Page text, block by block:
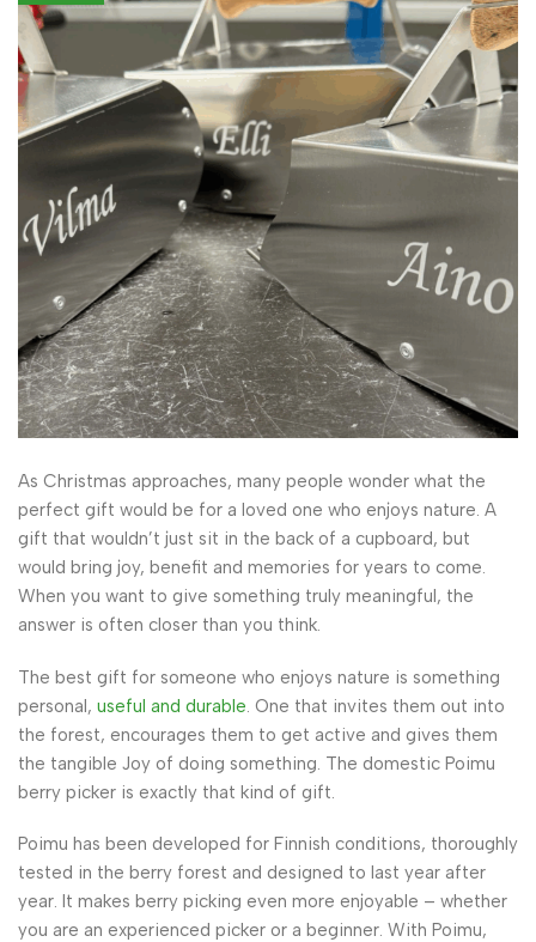
As Christmas approaches, many people wonder what the
perfect gift would be for a loved one who enjoys nature. A
gift that wouldn’t just sit in the back of a cupboard, but
would bring joy, benefit and memories for years to come.
When you want to give something truly meaningful, the
answer is often closer than you think.
The best gift for someone who enjoys nature is something
personal, useful and durable . One that invites them out into
the forest, encourages them to get active and gives them
the tangible Joy of doing something. The domestic Poimu
berry picker is exactly that kind of gift.
Poimu has been developed for Finnish conditions, thoroughly
tested in the berry forest and designed to last year after
year. It makes berry picking even more enjoyable – whether
you are an experienced picker or a beginner. With Poimu,